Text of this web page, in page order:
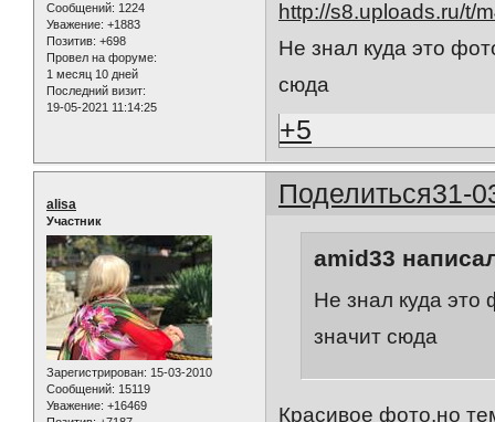
Сообщений: 1224
Уважение: +1883
Позитив: +698
Провел на форуме:
1 месяц 10 дней
Последний визит:
19-05-2021 11:14:25
Не знал куда это
сюда
+5
Поделиться31-
alisa
Участник
Зарегистрирован: 15-03-2010
Сообщений: 15119
Уважение: +16469
amid33
Не знал куда это
значит сюда
Красивое фото,но